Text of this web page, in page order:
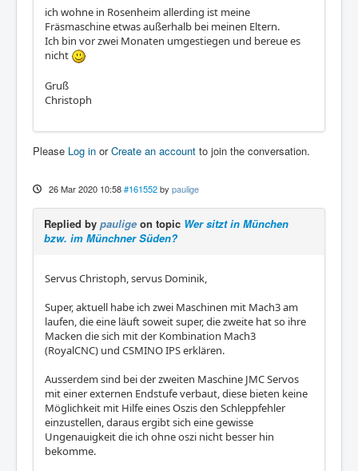
ich wohne in Rosenheim allerding ist meine
Fräsmaschine etwas außerhalb bei meinen Eltern.
Ich bin vor zwei Monaten umgestiegen und bereue es
nicht
Gruß
Christoph
Please Log in orCreate an account to join the conversation.
26 Mar 2020 10:58 #161552 by paulige
Replied by paulige on topic Wer sitzt in München
bzw. im Münchner Süden?
Servus Christoph, servus Dominik,
Super, aktuell habe ich zwei Maschinen mit Mach3 am
laufen, die eine läuft soweit super, die zweite hat so ihre
Macken die sich mit der Kombination Mach3
(RoyalCNC) und CSMINO IPS erklären.
Ausserdem sind bei der zweiten Maschine JMC Servos
mit einer externen Endstufe verbaut, diese bieten keine
Möglichkeit mit Hilfe eines Oszis den Schleppfehler
einzustellen, daraus ergibt sich eine gewisse
Ungenauigkeit die ich ohne oszi nicht besser hin
bekomme.